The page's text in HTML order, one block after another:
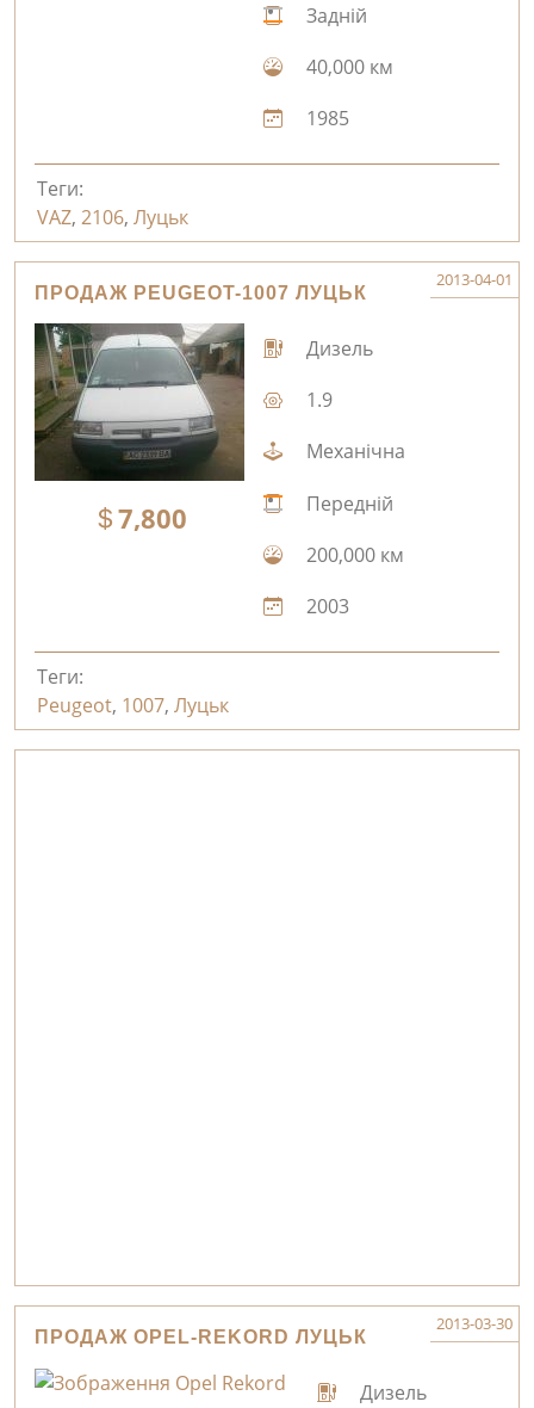
Задній
40,000 км
1985
Теги:
VAZ, 2106, Луцьк
ПРОДАЖ PEUGEOT-1007 ЛУЦЬК
2013-04-01
7,800
Дизель
1.9
Механічна
Передній
200,000 км
2003
Теги:
Peugeot, 1007, Луцьк
ПРОДАЖ OPEL-REKORD ЛУЦЬК
2013-03-30
Дизель